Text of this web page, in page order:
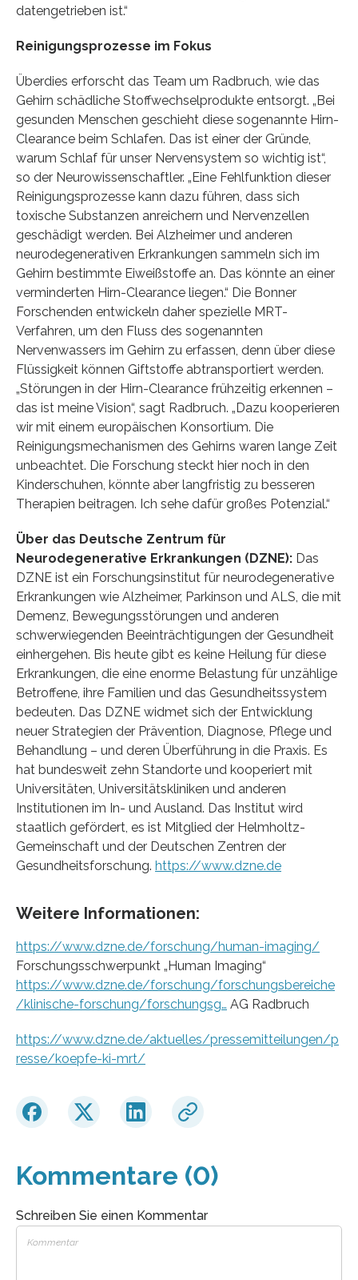
datengetrieben ist.“
Reinigungsprozesse im Fokus
Überdies erforscht das Team um Radbruch, wie das
Gehirn schädliche Stoffwechselprodukte entsorgt. „Bei
gesunden Menschen geschieht diese sogenannte Hirn-
Clearance beim Schlafen. Das ist einer der Gründe,
warum Schlaf für unser Nervensystem so wichtig ist“,
so der Neurowissenschaftler. „Eine Fehlfunktion dieser
Reinigungsprozesse kann dazu führen, dass sich
toxische Substanzen anreichern und Nervenzellen
geschädigt werden. Bei Alzheimer und anderen
neurodegenerativen Erkrankungen sammeln sich im
Gehirn bestimmte Eiweißstoffe an. Das könnte an einer
verminderten Hirn-Clearance liegen.“ Die Bonner
Forschenden entwickeln daher spezielle MRT-
Verfahren, um den Fluss des sogenannten
Nervenwassers im Gehirn zu erfassen, denn über diese
Flüssigkeit können Giftstoffe abtransportiert werden.
„Störungen in der Hirn-Clearance frühzeitig erkennen –
das ist meine Vision“, sagt Radbruch. „Dazu kooperieren
wir mit einem europäischen Konsortium. Die
Reinigungsmechanismen des Gehirns waren lange Zeit
unbeachtet. Die Forschung steckt hier noch in den
Kinderschuhen, könnte aber langfristig zu besseren
Therapien beitragen. Ich sehe dafür großes Potenzial.“
Über das Deutsche Zentrum für
Neurodegenerative Erkrankungen (DZNE): Das
DZNE ist ein Forschungsinstitut für neurodegenerative
Erkrankungen wie Alzheimer, Parkinson und ALS, die mit
Demenz, Bewegungsstörungen und anderen
schwerwiegenden Beeinträchtigungen der Gesundheit
einhergehen. Bis heute gibt es keine Heilung für diese
Erkrankungen, die eine enorme Belastung für unzählige
Betroffene, ihre Familien und das Gesundheitssystem
bedeuten. Das DZNE widmet sich der Entwicklung
neuer Strategien der Prävention, Diagnose, Pflege und
Behandlung – und deren Überführung in die Praxis. Es
hat bundesweit zehn Standorte und kooperiert mit
Universitäten, Universitätskliniken und anderen
Institutionen im In- und Ausland. Das Institut wird
staatlich gefördert, es ist Mitglied der Helmholtz-
Gemeinschaft und der Deutschen Zentren der
Gesundheitsforschung. https://www.dzne.de
Weitere Informationen:
https://www.dzne.de/forschung/human-imaging/
Forschungsschwerpunkt „Human Imaging“
https://www.dzne.de/forschung/forschungsbereiche
/klinische-forschung/forschungsg… AG Radbruch
https://www.dzne.de/aktuelles/pressemitteilungen/p
resse/koepfe-ki-mrt/
Kommentare (0)
Schreiben Sie einen Kommentar